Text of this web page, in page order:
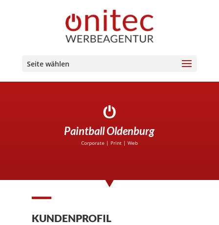
Seite wählen
Paintball Oldenburg
Corporate | Print| Web
KUNDENPROFIL